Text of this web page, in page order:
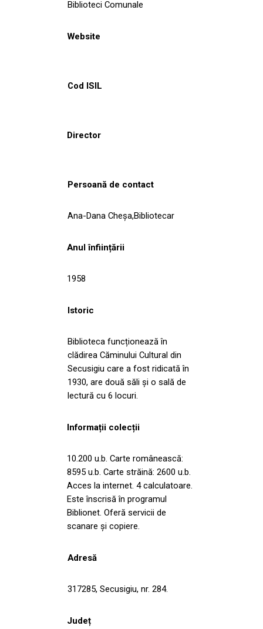
Biblioteci Comunale
Website
Cod ISIL
Director
Persoană de contact
Ana-Dana Cheşa,Bibliotecar
Anul înființării
1958
Istoric
Biblioteca funcționează în
clădirea Căminului Cultural din
Secusigiu care a fost ridicată în
1930, are două săli și o sală de
lectură cu 6 locuri.
Informații colecții
10.200 u.b. Carte românească:
8595 u.b. Carte străină: 2600 u.b.
Acces la internet. 4 calculatoare.
Este înscrisă în programul
Biblionet. Oferă servicii de
scanare și copiere.
Adresă
317285, Secusigiu, nr. 284.
Județ